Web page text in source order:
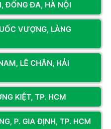
thư mục.
tính của file (R: Read-only
files).
ĐỐNG ĐA, HÀ NỘI
VƯỢNG, LÀNG
LÊ CHÂN, HẢI
KIỆT, TP. HCM
P. GIA ĐỊNH, TP. HCM